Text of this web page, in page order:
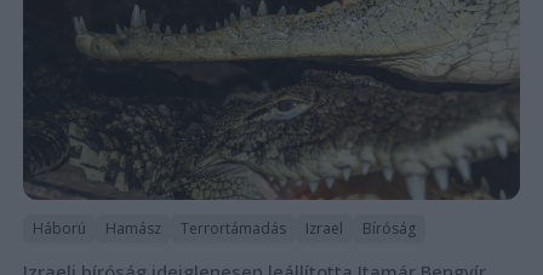
Háború Hamász Terrortámadás Izrael Bíróság